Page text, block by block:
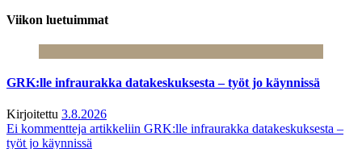
Viikon luetuimmat
GRK:lle infraurakka datakeskuksesta – työt jo käynnissä
Kirjoitettu 3.8.2026
Ei kommentteja artikkeliin GRK:lle infraurakka datakeskuksesta –
työt jo käynnissä